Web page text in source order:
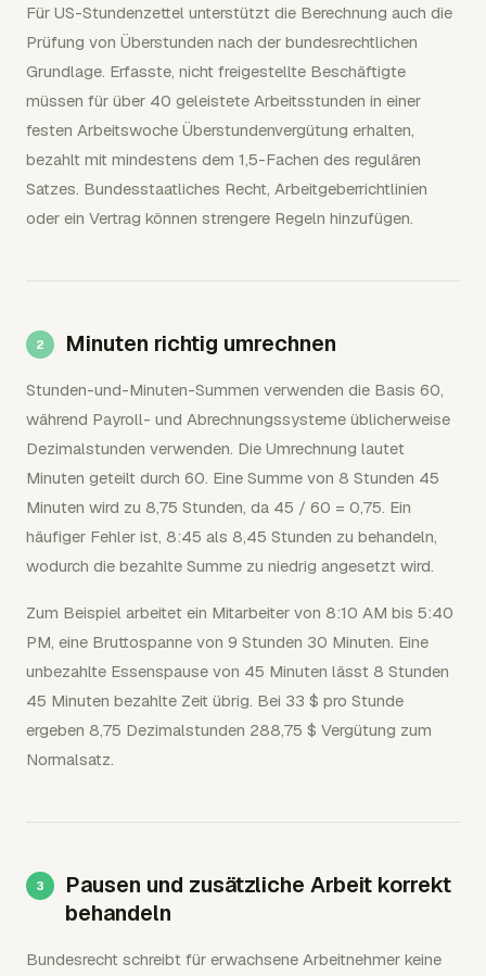
Für US-Stundenzettel unterstützt die Berechnung auch die
Prüfung von Überstunden nach der bundesrechtlichen
Grundlage. Erfasste, nicht freigestellte Beschäftigte
müssen für über 40 geleistete Arbeitsstunden in einer
festen Arbeitswoche Überstundenvergütung erhalten,
bezahlt mit mindestens dem 1,5-Fachen des regulären
Satzes. Bundesstaatliches Recht, Arbeitgeberrichtlinien
oder ein Vertrag können strengere Regeln hinzufügen.
Minuten richtig umrechnen
Stunden-und-Minuten-Summen verwenden die Basis 60,
während Payroll- und Abrechnungssysteme üblicherweise
Dezimalstunden verwenden. Die Umrechnung lautet
Minuten geteilt durch 60. Eine Summe von 8 Stunden 45
Minuten wird zu 8,75 Stunden, da 45 / 60 = 0,75. Ein
häufiger Fehler ist, 8:45 als 8,45 Stunden zu behandeln,
wodurch die bezahlte Summe zu niedrig angesetzt wird.
Zum Beispiel arbeitet ein Mitarbeiter von 8:10 AM bis 5:40
PM, eine Bruttospanne von 9 Stunden 30 Minuten. Eine
unbezahlte Essenspause von 45 Minuten lässt 8 Stunden
45 Minuten bezahlte Zeit übrig. Bei 33 $ pro Stunde
ergeben 8,75 Dezimalstunden 288,75 $ Vergütung zum
Normalsatz.
Pausen und zusätzliche Arbeit korrekt
behandeln
Bundesrecht schreibt für erwachsene Arbeitnehmer keine